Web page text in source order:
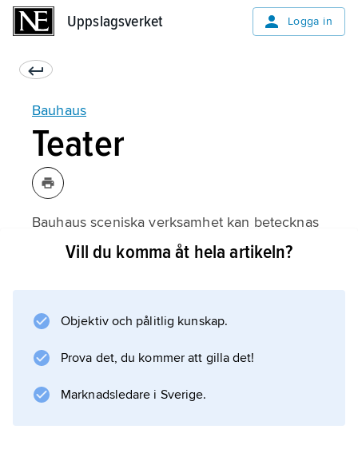
Uppslagsverket Logga in
Bauhaus
Teater
Bauhaus sceniska verksamhet kan betecknas
som grundforskning kring vissa teatrala
efter att uppnå ett slags totalteater. För det
första arbetade man med uttrycksformerna
geometriska spelregler, inspirerade av Gordon
Vill du komma åt hela artikeln?
Objektiv och pålitlig kunskap.
Prova det, du kommer att gilla det!
Marknadsledare i Sverige.